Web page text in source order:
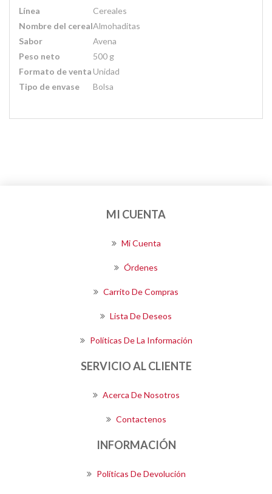
Línea
Cereales
Nombre del cerealAlmohaditas
Sabor
Avena
Peso neto
500 g
Formato de ventaUnidad
Tipo de envase
Bolsa
MI CUENTA
Mi Cuenta
Órdenes
Carrito De Compras
Lista De Deseos
Políticas De La Información
SERVICIO AL CLIENTE
Acerca De Nosotros
Contactenos
INFORMACIÓN
Políticas De Devolución